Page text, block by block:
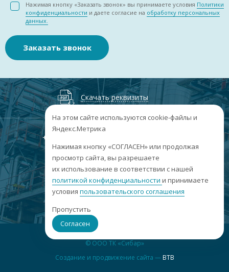
Нажимая кнопку «Заказать звонок» вы принимаете условия Политики
конфиденциальности и даете согласие на обработку персональных
данных.
Заказать звонок
Скачать реквизиты
+7
г. Барнаул, пр. Ленина, 158А, Н1/204
пн-пт: 09:00-17:00
сб-вс: выходные
info@sibar22.ru
© ООО ТК «Сибар»
Создание и продвижение сайта —BTB
На этом сайте используются cookie-файлы и
Яндекс.Метрика
Нажимая кнопку «СОГЛАСЕН» или продолжая
просмотр сайта, вы разрешаете
их использование в соответствии с нашей
политикой конфиденциальности и принимаете
условия пользовательского соглашения
Пропустить
Согласен